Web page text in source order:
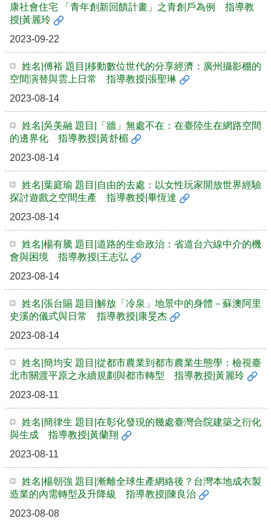
康社會住宅 「青年創新回饋計畫」之青創戶為例 指導教
授|黃麗玲
2023-09-22
姓名|傅裕 題目|移動數位世代的分享經濟：廣州攝影棚的
空間演替與雲上日常 指導教授|張聖琳
2023-08-14
姓名|吳美融 題目|「牆」無處不在：在臺陸生在網路空間
的邊界化 指導教授|黃舒楣
2023-08-14
姓名|葉庭瑜 題目|自由的去處：以女性玩家開放世界經驗
探討遊戲之空間生產 指導教授|畢恆達
2023-08-14
姓名|楊有騰 題目|道路的生命政治：省道台六線中介的機
會與困境 指導教授|王志弘
2023-08-14
姓名|張台賜 題目|解放「冷泉」地景中的身體－蘇澳阿里
史溪的儀式與日常 指導教授|康旻杰
2023-08-14
姓名|簡均安 題目|從都市農業到都市農業生態學：檢視臺
北市關渡平原之永續規劃與都市轉型 指導教授|黃麗玲
2023-08-11
姓名|簡律生 題目|在彰化發現的幾處臺灣合院建築之衍化
與生成 指導教授|黃蘭翔
2023-08-11
姓名|楊朝強 題目|漸離全球生產網絡後？台灣本地成衣製
造業的內需轉型及升降級 指導教授|陳良治
2023-08-08